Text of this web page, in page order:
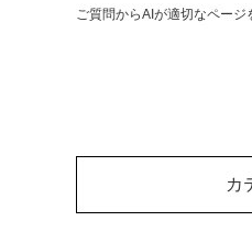
ご質問からAIが適切なページ
カ